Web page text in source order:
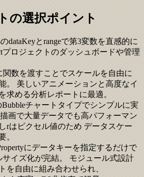
の選択ポイント
dataKeyとrangeで第3変数を直感的に
プロジェクトのダッシュボードや管理
関数を渡すことでスケールを自由に
。 美しいアニメーションと高度なイ
求める分析レポートに最適。
チャートタイプでシンプルに実
画で大量データでも高パフォーマン
rはピクセル値のため データスケー
。
にデータキーを指定するだけで
サイズ化が完結。 モジュール式設計
を自由に組み合わせられ、